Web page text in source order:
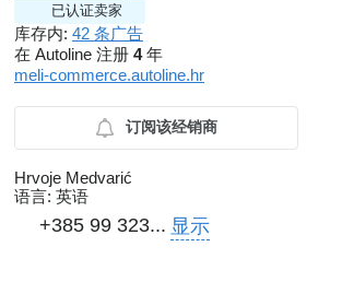
已认证卖家
库存内: 42 条广告
在 Autoline 注册 4年
meli-commerce.autoline.hr
订阅该经销商
Hrvoje Medvarić
语言: 英语
+385 99 323... 显示